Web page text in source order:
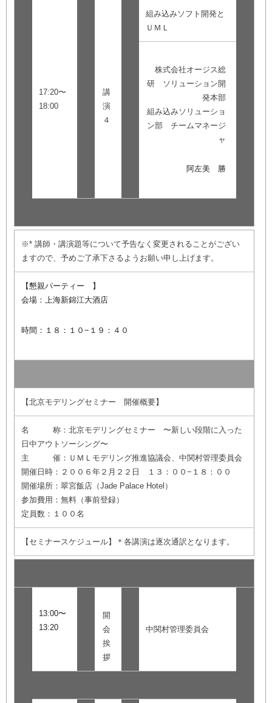
17:20〜
18:00
講
演
４
組み込みソフト開発と
ＵＭＬ
株式会社オージス総
研 ソリューション開
発本部
組み込みソリューショ
ン部 チームマネージ
ャ
阿左美 勝
※* 講師・講演題等について予告なく変更されることがござい
ますので、予めご了承下さるようお願い申し上げます。
【懇親パーティー 】
会場：上海新錦江大酒店
時間：１８：１０−１９：４０
【北京モデリングセミナー 開催概要】
名 称：北京モデリングセミナー 〜新しい段階に入った
日中アウトソーシング〜
主 催：ＵＭＬモデリング推進協議会、中関村管理委員会
開催日時：２００６年２月２２日 １３：００−１８：００
開催場所：翠宮飯店（Jade Palace Hotel）
参加費用：無料（事前登録）
定員数：１００名
【セミナースケジュール】＊各講演は逐次通訳となります。
13:00〜
13:20
開
会
挨
拶
中関村管理委員会